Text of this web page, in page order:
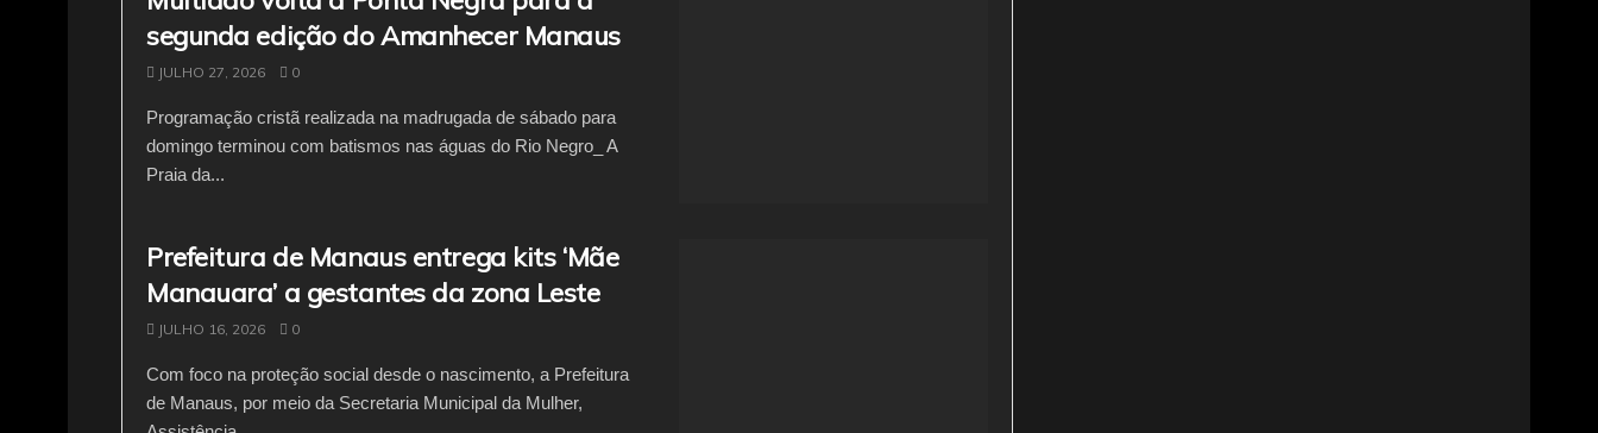
o
k
p
segunda edição do Amanhecer Manaus
JULHO 27, 2026 0
Programação cristã realizada na madrugada de sábado para
domingo terminou com batismos nas águas do Rio Negro_ A
Praia da...
Prefeitura de Manaus entrega kits ‘Mãe
Manauara’ a gestantes da zona Leste
JULHO 16, 2026 0
Com foco na proteção social desde o nascimento, a Prefeitura
de Manaus, por meio da Secretaria Municipal da Mulher,